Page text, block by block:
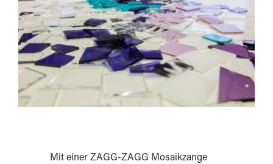
Mit einer ZAGG-ZAGG Mosaikzange